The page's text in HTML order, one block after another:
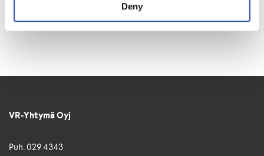
Deny
VR-Yhtymä Oyj
Puh. 029 4343